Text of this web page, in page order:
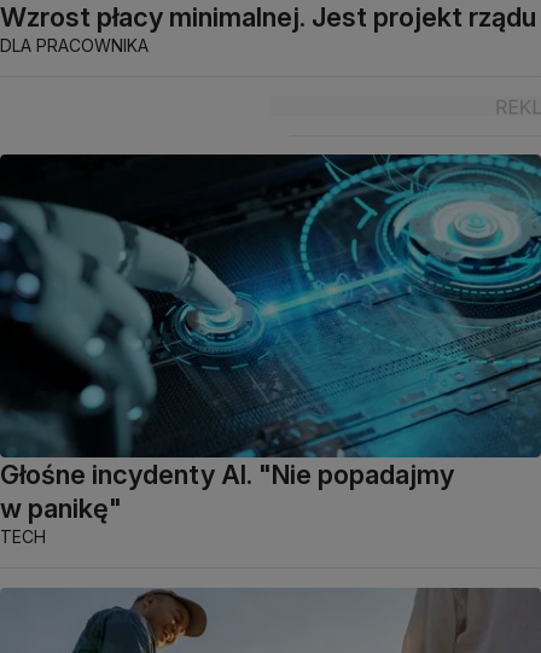
Wzrost płacy minimalnej. Jest projekt rządu
DLA PRACOWNIKA
Głośne incydenty AI. "Nie popadajmy
w panikę"
TECH